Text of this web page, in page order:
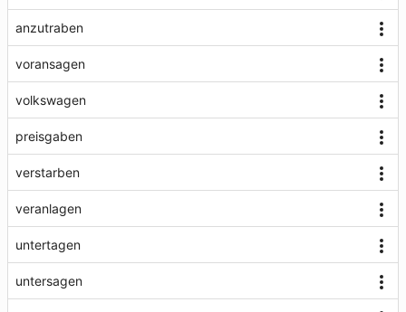
anzutraben
voransagen
volkswagen
preisgaben
verstarben
veranlagen
untertagen
untersagen